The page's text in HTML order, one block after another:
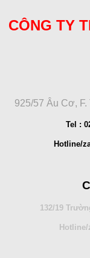
CÔNG TY
925/57 Âu Cơ,
Tel :
Hotline/
132/19